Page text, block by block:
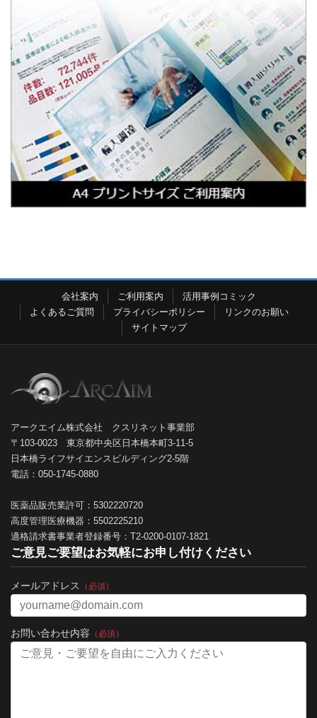
会社案内 ご利用案内
活用事例コミック
よくあるご質問
プライバシーポリシー
リンクのお願い
サイトマップ
アークエイム株式会社 クスリネット事業部
〒103-0023 東京都中央区日本橋本町3-11-5
日本橋ライフサイエンスビルディング2-5階
電話：050-1745-0880
医薬品販売業許可：5302220720
高度管理医療機器：5502225210
適格請求書事業者登録番号：T2-0200-0107-1821
ご意見ご要望はお気軽にお申し付けください
メールアドレス （必須）
お問い合わせ内容 （必須）